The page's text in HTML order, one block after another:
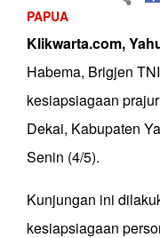
PAPUA
Klikwarta.com,
Habema, Brigjen
kesiapsiagaan
Dekai, Kabupaten
Senin (4/5).
Kunjungan ini
kesiapsiagaan